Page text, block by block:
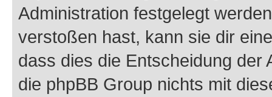
Administration festgelegt
verstoßen hast, kann sie dir
dass dies die Entscheidung der
die phpBB Group nichts mit